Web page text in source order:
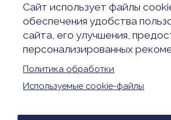
Чистка дымохода
Производители
Акции
Обработка
персональных данных
Сайт использует файлы
обеспечения удобства
сайта, его улучшения,
персонализированных
Политика обработки
Используемые cookie-файлы